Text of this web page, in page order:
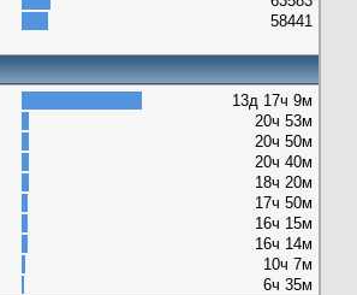
58441
13д 17ч 9м
20ч 53м
20ч 50м
20ч 40м
18ч 20м
17ч 50м
16ч 15м
16ч 14м
10ч 7м
6ч 35м